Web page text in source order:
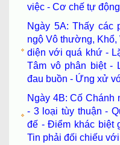
việc - Cơ chế tự
Ngày 5A: Thấy các
ngộ Vô thường,
diện với quá khứ -
Tâm vô phân biệt -
đau buồn - Ứng xử
Ngày 4B: Cố Chánh
- 3 loại tùy thuận -
đế - Điểm khác biệt
Tin phải đối chiếu